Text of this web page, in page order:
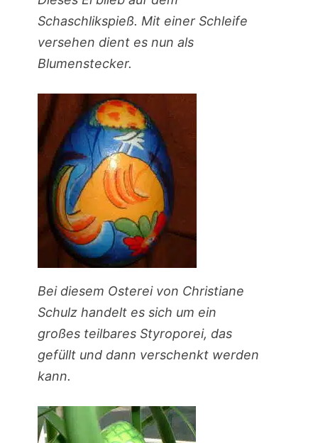
Schaschlikspieß. Mit einer Schleife
versehen dient es nun als
Blumenstecker.
Bei diesem Osterei von Christiane
Schulz handelt es sich um ein
großes teilbares Styroporei, das
gefüllt und dann verschenkt werden
kann.